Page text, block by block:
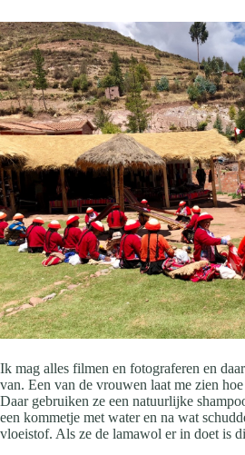
Ik mag alles filmen en fotograferen en
van. Een van de vrouwen laat me zien
Daar gebruiken ze een natuurlijke
een kommetje met water en na wat
vloeistof. Als ze de lamawol er in doet is